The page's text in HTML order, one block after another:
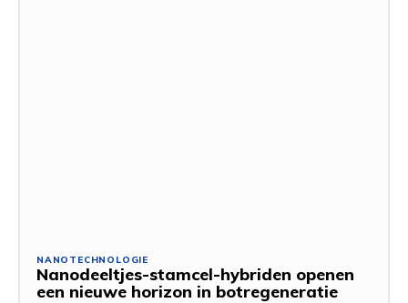
NANOTECHNOLOGIE
Nanodeeltjes-stamcel-hybriden openen
een nieuwe horizon in botregeneratie